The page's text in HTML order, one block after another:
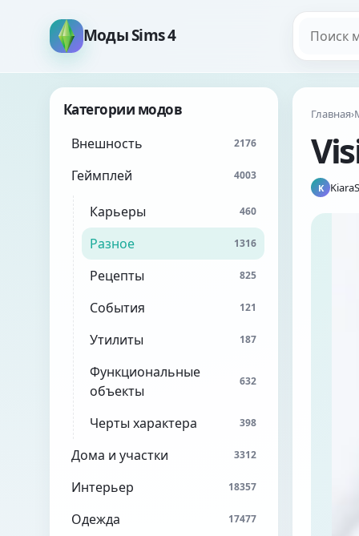
Моды Sims 4
Категории модов
Внешность 2176
Геймплей 4003
Карьеры 460
Разное 1316
Рецепты 825
События 121
Утилиты 187
Функциональные
объекты
632
Черты характера 398
Дома и участки 3312
Интерьер 18357
Одежда 17477
Главная›
K